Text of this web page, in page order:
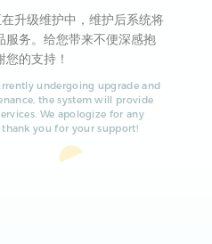
升级维护中，维护后系统将
服务。给您带来不便深感抱
您的支持！
undergoing upgrade and
the system will provide
We apologize for any
thank you for your support!